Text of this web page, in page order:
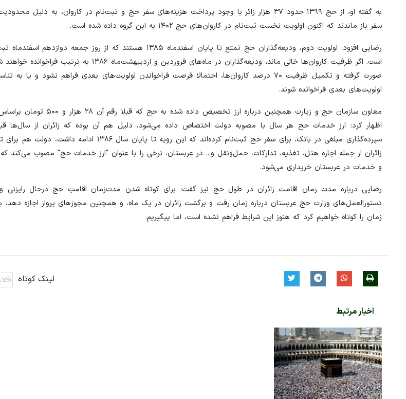
به گفته او، از حج ۱۳۹۹ حدود ۳۷ هزار زائر با وجود پرداخت هزینه‌های سفر حج و ثبت‌نام در کاروان، به
سفر باز ماندند که اکنون اولویت نخست ثبت‌نام در کاروان‌های حج ۱۴۰۲ به این گروه داده شده است.
رضایی افزود: اولویت دوم، ودیعه‌گذاران حج تمتع تا پایان اسفندماه ۱۳۸۵ هستند که از
است. اگر ظرفیت کاروان‌ها خالی ماند، ودیعه‌گذاران در ماه‌های فروردین
صورت گرفته و تکمیل ظرفیت ۷۰ درصد کاروان‌ها، احتمالا فرصت فراخواندن اولویت‌های بعدی فراهم نشود و
اولویت‌های بعدی فراخوانده شوند.
معاون سازمان حج و زیارت همچنین درباره
اظهار کرد: ارز خدمات حج هر سال با مصوبه دولت اختصاص داده می‌شود، دلیل هم آن بوده که زائران از سال‌ها
سپرده‌گذاری مبلغی در بانک، برای سفر حج ثبت‌نام کرده‌اند که این رویه
زائران از جمله اجاره هتل، تغذیه، تدارکات، حمل‌ونقل و... در عربستان، نرخی را با عنوان "ارز خدمات حج" مصوب می‌کند
و خدمات در عربستان خریداری می‌شود.
رضایی درباره مدت زمان اقامت زائران در طول حج نیز گفت: برای کوتاه شدن مدت‌زمان اقامتِ حج درحال رایزنی
دستورالعمل‌های وزارت حج عربستان درباره زمان رفت و برگشت زائران در یک ماه، و همچنین مجوزهای پرواز اجازه
زمان را کوتاه خواهیم کرد که هنوز این شرایط فراهم نشده است، اما پیگیریم.
لینک کوتاه
اخبار مرتبط